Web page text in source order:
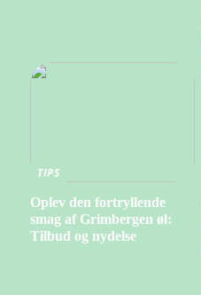
TIPS
Oplev den fortryllende
smag af Grimbergen øl:
Tilbud og nydelse